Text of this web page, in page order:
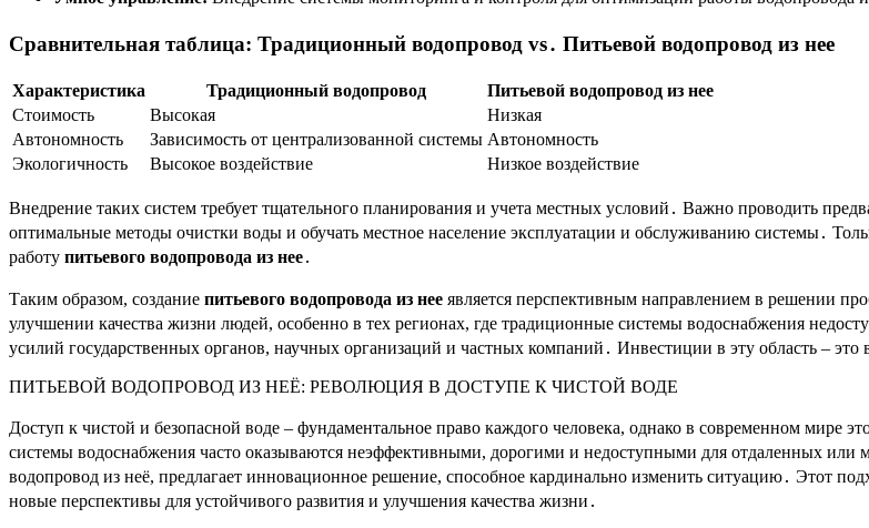
Сравнительная таблица: Традиционный водопровод vs․ Питьевой водопровод из нее
Характеристика Традиционный водопровод
Питьевой водопровод из нее
Стоимость
Высокая
Низкая
Автономность
Зависимость от централизованной системы Автономность
Экологичность
Высокое воздействие Низкое воздействие
Внедрение таких систем требует тщательного планирования и учета местных условий․ Важно проводить
оптимальные методы очистки воды и обучать местное население эксплуатации и обслуживанию системы․
работу питьевого водопровода из нее․
Таким образом, создание питьевого водопровода из нее является перспективным направлением в решении
улучшении качества жизни людей, особенно в тех регионах, где традиционные системы водоснабжения
усилий государственных органов, научных организаций и частных компаний․ Инвестиции в эту область – это
ПИТЬЕВОЙ ВОДОПРОВОД ИЗ НЕЁ: РЕВОЛЮЦИЯ В ДОСТУПЕ К ЧИСТОЙ ВОДЕ
Доступ к чистой и безопасной воде – фундаментальное право каждого человека, однако в современном мире
системы водоснабжения часто оказываются неэффективными, дорогими и недоступными для отдаленных или
водопровод из неё, предлагает инновационное решение, способное кардинально изменить ситуацию․ Этот
новые перспективы для устойчивого развития и улучшения качества жизни․